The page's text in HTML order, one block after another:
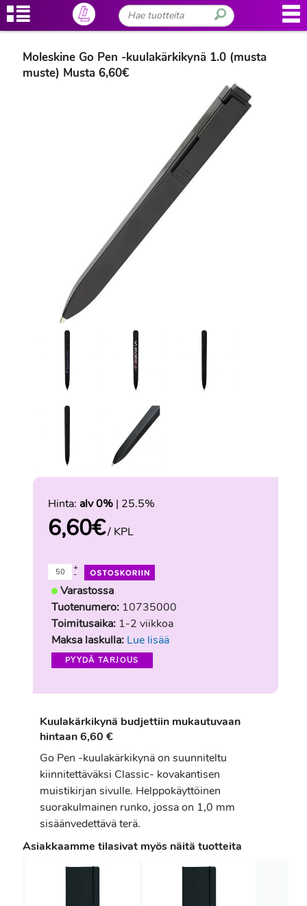
Moleskine Go Pen -kuulakärkikynä 1.0 (musta
muste) Musta 6,60€
Hinta: alv 0% | 25.5%
6,60€/ KPL
-
+
Varastossa
Tuotenumero: 10735000
Toimitusaika: 1-2 viikkoa
Maksa laskulla: Lue lisää
PYYDÄ TARJOUS
Kuulakärkikynä budjettiin mukautuvaan
hintaan 6,60 €
Go Pen -kuulakärkikynä on suunniteltu
kiinnitettäväksi Classic- kovakantisen
muistikirjan sivulle. Helppokäyttöinen
suorakulmainen runko, jossa on 1,0 mm
sisäänvedettävä terä.
Asiakkaamme tilasivat myös näitä tuotteita